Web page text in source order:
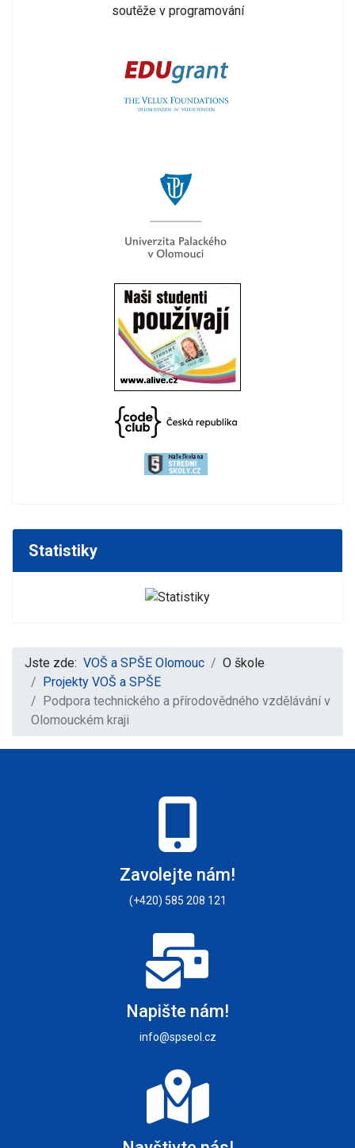
soutěže v programování
Statistiky
Jste zde: VOŠ a SPŠE Olomouc
O škole
Projekty VOŠ a SPŠE
Podpora technického a přírodovědného vzdělávání v
Olomouckém kraji
Zavolejte nám!
(+420) 585 208 121
Napište nám!
info@spseol.cz